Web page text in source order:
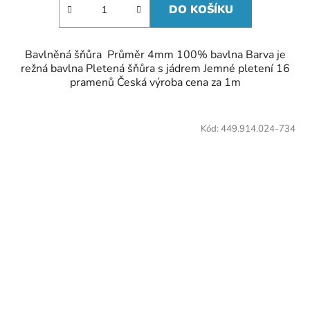
DO KOŠÍKU
Bavlněná šňůra Průměr 4mm 100% bavlna Barva je
režná bavlna Pletená šňůra s jádrem Jemné pletení 16
pramenů Česká výroba cena za 1m
Kód: 449.914.024-734